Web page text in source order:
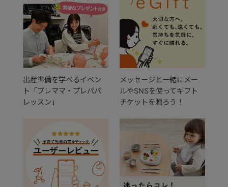
出産準備を学べるイベン
ト「プレママ・プレパパ
レッスン」
メッセージと一緒にメー
ルやSNSを使ってギフト
チケットを贈ろう！